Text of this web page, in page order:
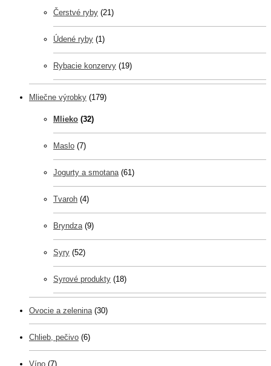
Čerstvé ryby (21)
Údené ryby (1)
Rybacie konzervy (19)
Mliečne výrobky (179)
Mlieko (32)
Maslo (7)
Jogurty a smotana (61)
Tvaroh (4)
Bryndza (9)
Syry (52)
Syrové produkty (18)
Ovocie a zelenina (30)
Chlieb, pečivo (6)
Víno (7)